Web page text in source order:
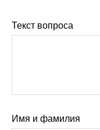
Текст вопроса
Имя и фамилия